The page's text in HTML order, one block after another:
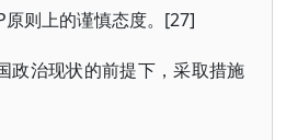
原则上的谨慎态度。[27]
政治现状的前提下，采取措施